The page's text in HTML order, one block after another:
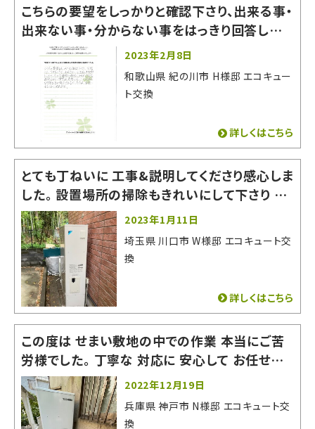
こちらの要望をしっかりと確認下さり、出来る事・
出来ない事・分からない事をはっきり回答してく
ださったので非常に相談しやすかったです。 即答
出来ない質問や希望にもいいかげんな回答をそ
の場でされなかった為、お願いする事に決めまし
2023年2月8日
和歌山県 紀の川市 H様邸 エコキュー
ト交換
詳しくはこちら
とても丁ねいに 工事&説明してくださり感心しま
した。 設置場所の掃除もきれいにして下さり あ
りがたかったです。 とても良い会社でした。お世
話になりました。
2023年1月11日
埼玉県 川口市 W様邸 エコキュート交
換
詳しくはこちら
この度は せまい敷地の中での作業 本当にご苦
労様でした。 丁寧な 対応に 安心して お任せす
る事が できました。 またの機会がありましたら
よろしくお願いいたします。 有難うございました。
2022年12月19日
兵庫県 神戸市 N様邸 エコキュート交
換